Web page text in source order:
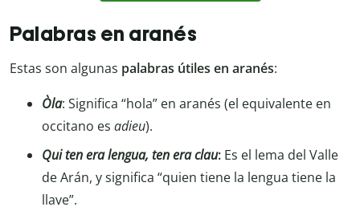
Palabras en aranés
Estas son algunas palabras útiles en aranés:
Òla: Significa “hola” en aranés (el equivalente en
occitano es adieu).
Qui ten era lengua, ten era clau: Es el lema del Valle
de Arán, y significa “quien tiene la lengua tiene la
llave”.